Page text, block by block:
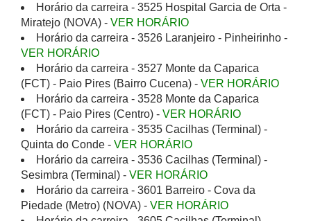
Horário da carreira - 3525 Hospital Garcia de Orta -
Miratejo (NOVA) - VER HORÁRIO
Horário da carreira - 3526 Laranjeiro - Pinheirinho -
VER HORÁRIO
Horário da carreira - 3527 Monte da Caparica
(FCT) - Paio Pires (Bairro Cucena) - VER HORÁRIO
Horário da carreira - 3528 Monte da Caparica
(FCT) - Paio Pires (Centro) - VER HORÁRIO
Horário da carreira - 3535 Cacilhas (Terminal) -
Quinta do Conde - VER HORÁRIO
Horário da carreira - 3536 Cacilhas (Terminal) -
Sesimbra (Terminal) - VER HORÁRIO
Horário da carreira - 3601 Barreiro - Cova da
Piedade (Metro) (NOVA) - VER HORÁRIO